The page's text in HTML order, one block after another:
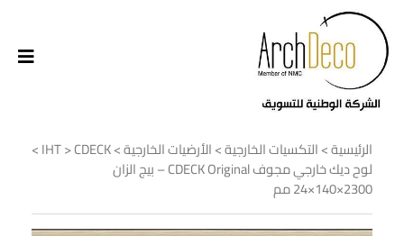
الرئيسية>التكسيات الخارجية>الأرضيات الخارجية>
IHT>CDECK
>
لوح ديك خارجي مجوف CDECK Original – بيج الزان
2300×140×24 مم